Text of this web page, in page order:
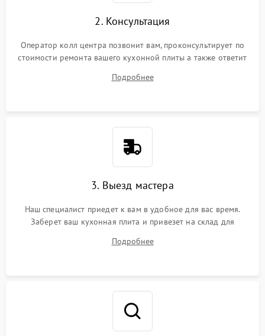
2. Консультация
Оператор колл центра позвонит вам, проконсультирует по
стоимости ремонта вашего кухонной плиты а также ответит
Подробнее
3. Выезд мастера
Наш специалист приедет к вам в удобное для вас время.
Заберет ваш кухонная плита и привезет на склад для
Подробнее